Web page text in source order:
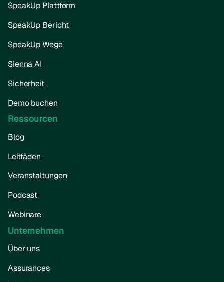
SpeakUp Plattform
SpeakUp Bericht
SpeakUp Wege
Sienna AI
Sicherheit
Demo buchen
Ressourcen
Blog
Leitfäden
Veranstaltungen
Podcast
Webinare
Unternehmen
Über uns
Assurances